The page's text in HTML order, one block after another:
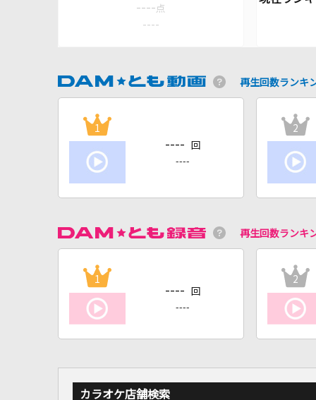
---- 点
----
再生回数ランキ
1
---- 回
----
2
再生回数ランキ
1
---- 回
----
2
カラオケ店舗検索